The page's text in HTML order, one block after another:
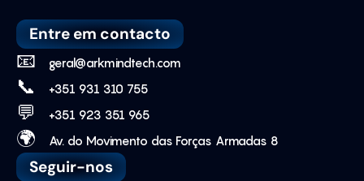
Entre em contacto
📧 geral@arkmindtech.com
📞 +351 931 310 755
💬 +351 923 351 965
🌍 Av. do Movimento das Forças Armadas 8
Seguir-nos